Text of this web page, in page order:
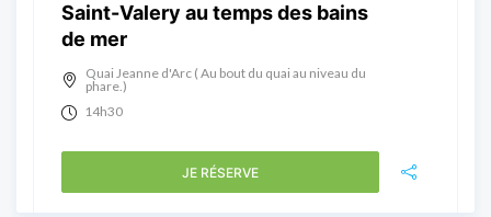
Saint-Valery au temps des bains
de mer
Quai Jeanne d'Arc ( Au bout du quai au niveau du
phare.)
14h30
JE RÉSERVE